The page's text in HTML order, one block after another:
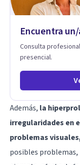
hablar de estos
Trabajo con
sobre tu vida diaria.
Encuentra
Consulta
presencial.
Además, la
irregularidades en
problemas
posibles